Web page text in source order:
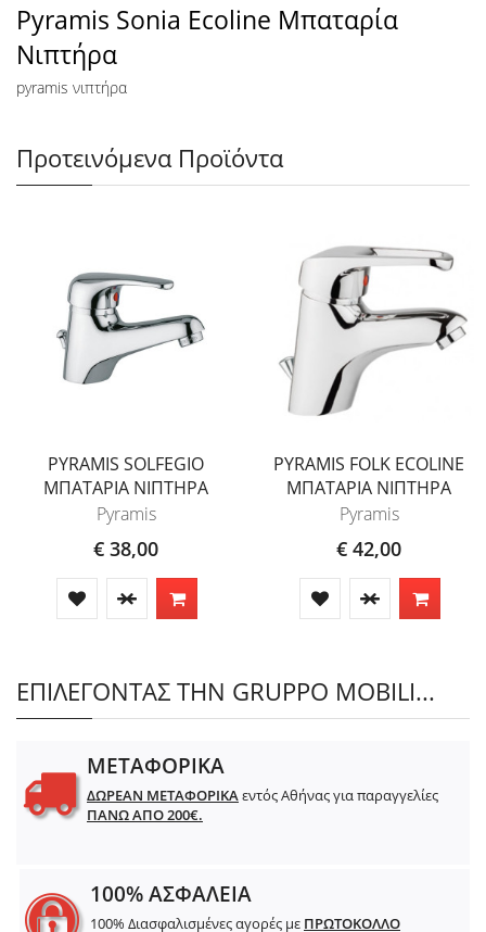
Pyramis Sonia Ecoline Μπαταρία
Νιπτήρα
pyramis νιπτήρα
Προτεινόμενα Προϊόντα
PYRAMIS SOLFEGIO
ΜΠΑΤΑΡΙΑ ΝΙΠΤΗΡΑ
Pyramis
€ 38,00
PYRAMIS FOLK ECOLINE
ΜΠΑΤΑΡΙΑ ΝΙΠΤΗΡΑ
Pyramis
€ 42,00
ΕΠΙΛΕΓΟΝΤΑΣ ΤΗΝ GRUPPO MOBILI...
ΜΕΤΑΦΟΡΙΚΑ
ΔΩΡΕΑΝ ΜΕΤΑΦΟΡΙΚΑεντός Αθήνας για παραγγελίες
ΠΑΝΩ ΑΠΟ 200€.
100% ΑΣΦΑΛΕΙΑ
100% Διασφαλισμένες αγορές με ΠΡΩΤΟΚΟΛΛΟ